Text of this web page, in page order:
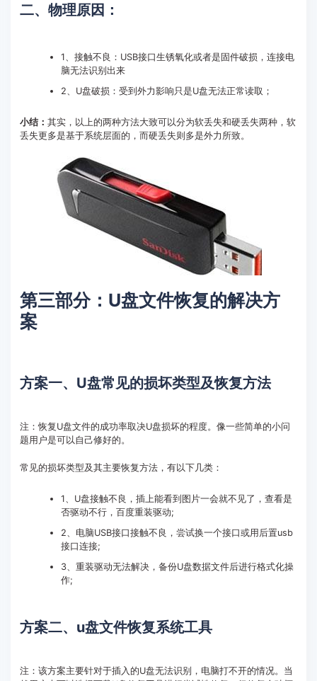
二、物理原因：
1、接触不良：USB接口生锈氧化或者是固件破损，连接电
脑无法识别出来
2、U盘破损：受到外力影响只是U盘无法正常读取；
小结： 其实，以上的两种方法大致可以分为软丢失和硬丢失两种，软
丢失更多是基于系统层面的，而硬丢失则多是外力所致。
第三部分：U盘文件恢复的解决方
案
方案一、U盘常见的损坏类型及恢复方法
注：恢复U盘文件的成功率取决U盘损坏的程度。像一些简单的小问
题用户是可以自己修好的。
常见的损坏类型及其主要恢复方法，有以下几类：
1、U盘接触不良，插上能看到图片一会就不见了，查看是
否驱动不行，百度重装驱动;
2、电脑USB接口接触不良，尝试换一个接口或用后置usb
接口连接;
3、重装驱动无法解决，备份U盘数据文件后进行格式化操
作;
方案二、u盘文件恢复系统工具
注：该方案主要针对于插入的U盘无法识别，电脑打不开的情况。当